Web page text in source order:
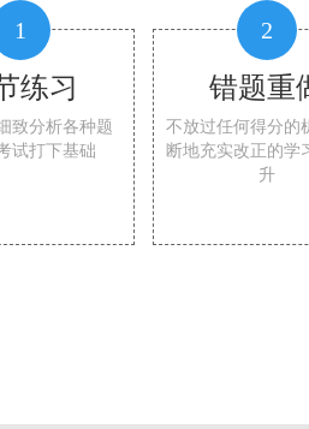
1
练习
致分析各种题
试打下基础
2
错题重
不放过任何得分的
断地充实改正的学
升